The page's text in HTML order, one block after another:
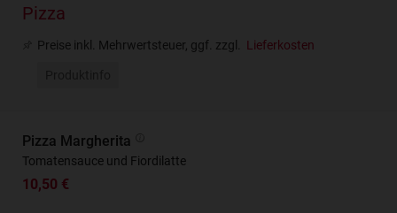
Pizza
Preise inkl. Mehrwertsteuer, ggf. zzgl. Lieferkosten
Pizza Margherita
Tomatensauce und Fiordilatte
10,50 €